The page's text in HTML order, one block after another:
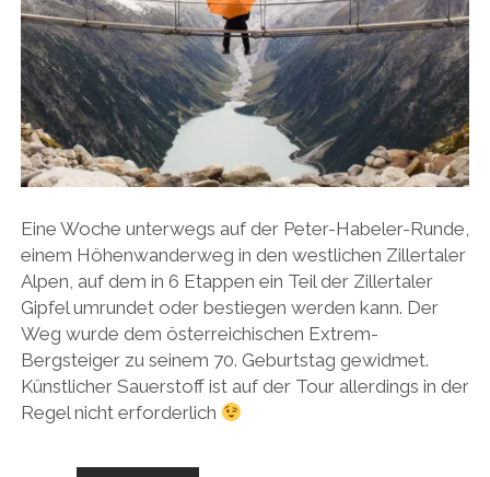
Eine Woche unterwegs auf der Peter-Habeler-Runde,
einem Höhenwanderweg in den westlichen Zillertaler
Alpen, auf dem in 6 Etappen ein Teil der Zillertaler
Gipfel umrundet oder bestiegen werden kann. Der
Weg wurde dem österreichischen Extrem-
Bergsteiger zu seinem 70. Geburtstag gewidmet.
Künstlicher Sauerstoff ist auf der Tour allerdings in der
Regel nicht erforderlich